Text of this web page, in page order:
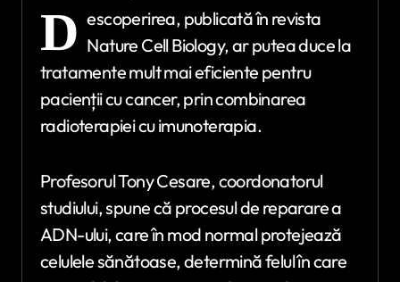
D escoperirea, publicată în revista
Nature Cell Biology, ar putea duce la
tratamente mult mai eficiente pentru
pacienții cu cancer, prin combinarea
radioterapiei cu imunoterapia.
Profesorul Tony Cesare, coordonatorul
studiului, spune că procesul de reparare a
ADN-ului, care în mod normal protejează
celulele sănătoase, determină felul în care